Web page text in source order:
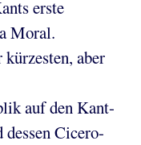
erste
Moral.
aber
auf den Kant-
Cicero-